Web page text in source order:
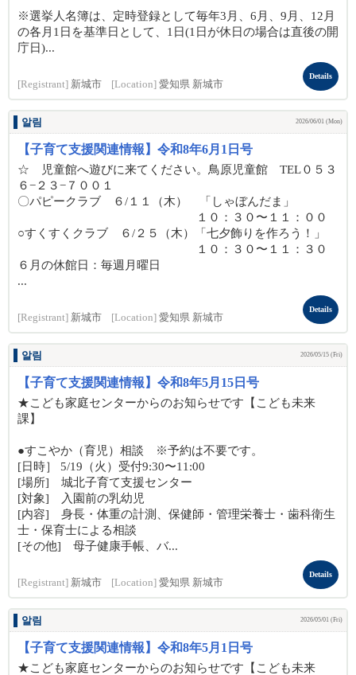
※選挙人名簿は、定時登録として毎年3月、6月、9月、12月
の各月1日を基準日として、1日(1日が休日の場合は直後の開
庁日)...
[Registrant] 新城市 [Location] 愛知県 新城市
Details
알림 2026/06/01 (Mon)
【子育て支援関連情報】令和8年6月1日号
☆ 児童館へ遊びに来てください。鳥原児童館 TEL０５３
６−２３−７００１
〇パピークラブ ６/１１（木） 「しゃぼんだま」
１０：３０〜１１：００
○すくすくクラブ ６/２５（木）「七夕飾りを作ろう！」
１０：３０〜１１：３０
６月の休館日：毎週月曜日
...
[Registrant] 新城市 [Location] 愛知県 新城市
Details
알림 2026/05/15 (Fri)
【子育て支援関連情報】令和8年5月15日号
★こども家庭センターからのお知らせです【こども未来
課】
●すこやか（育児）相談 ※予約は不要です。
[日時］ 5/19（火）受付9:30〜11:00
[場所] 城北子育て支援センター
[対象] 入園前の乳幼児
[内容] 身長・体重の計測、保健師・管理栄養士・歯科衛生
士・保育士による相談
[その他] 母子健康手帳、バ...
[Registrant] 新城市 [Location] 愛知県 新城市
Details
알림 2026/05/01 (Fri)
【子育て支援関連情報】令和8年5月1日号
★こども家庭センターからのお知らせです【こども未来